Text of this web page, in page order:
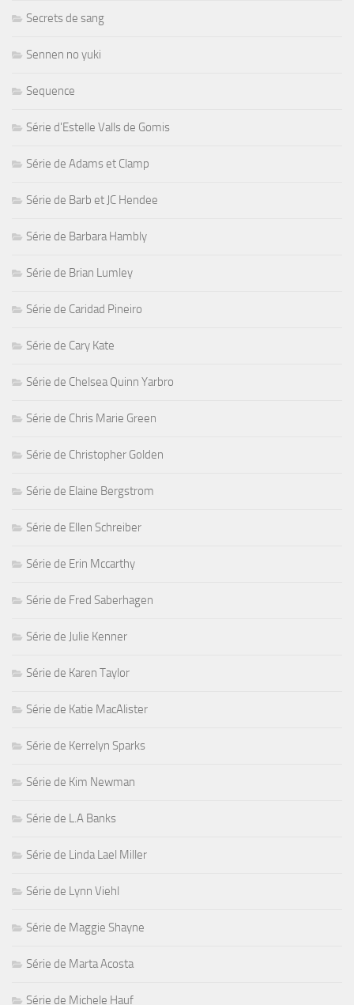
Secrets de sang
Sennen no yuki
Sequence
Série d'Estelle Valls de Gomis
Série de Adams et Clamp
Série de Barb et JC Hendee
Série de Barbara Hambly
Série de Brian Lumley
Série de Caridad Pineiro
Série de Cary Kate
Série de Chelsea Quinn Yarbro
Série de Chris Marie Green
Série de Christopher Golden
Série de Elaine Bergstrom
Série de Ellen Schreiber
Série de Erin Mccarthy
Série de Fred Saberhagen
Série de Julie Kenner
Série de Karen Taylor
Série de Katie MacAlister
Série de Kerrelyn Sparks
Série de Kim Newman
Série de L.A Banks
Série de Linda Lael Miller
Série de Lynn Viehl
Série de Maggie Shayne
Série de Marta Acosta
Série de Michele Hauf